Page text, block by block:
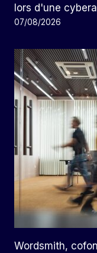
lors d'une
07/08/2026
Wordsmith,